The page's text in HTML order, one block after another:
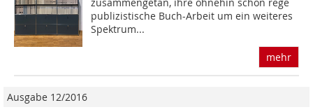
publizistische Buch-Arbeit um ein weiteres
Spektrum...
mehr
Ausgabe 12/2016